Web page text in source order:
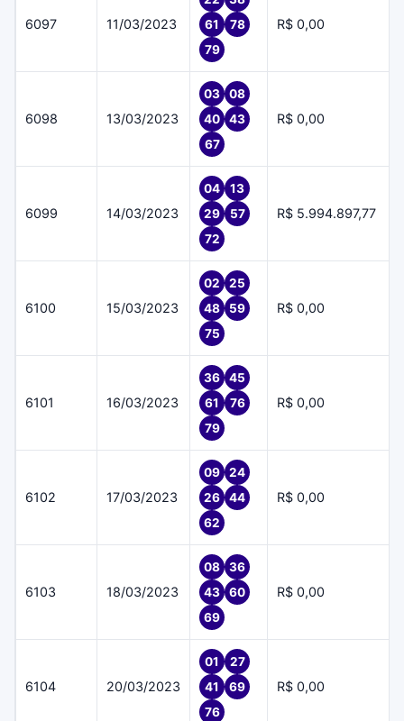
6097 11/03/2023
61
78
79
R$ 0,00
6098 13/03/2023
03
08
40
43
67
R$ 0,00
6099 14/03/2023
04
13
29
57
72
R$ 5.994.897,77
6100 15/03/2023
02
25
48
59
75
R$ 0,00
6101 16/03/2023
36
45
61
76
79
R$ 0,00
6102 17/03/2023
09
24
26
44
62
R$ 0,00
6103 18/03/2023
08
36
43
60
69
R$ 0,00
6104 20/03/2023
01
27
41
69
76
R$ 0,00